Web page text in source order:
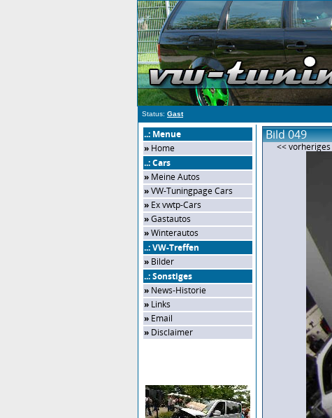
Status: Gast
..: Menue
» Home
..: Cars
» Meine Autos
»VW-Tuningpage Cars
» Ex vwtp-Cars
»Gastautos
»Winterautos
..: VW-Treffen
» Bilder
..: Sonstiges
» News-Historie
» Links
» Email
» Disclaimer
Bild 049
<<